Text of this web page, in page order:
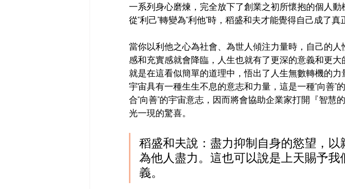
一系列身心磨煉，完全放下了創業之初所懷抱的個人
從“利己”轉變為“利他”時，稻盛和夫才能覺得自己成了真
當你以利他之心為社會、為世人傾注力量時，自己的
感和充實感就會降臨，人生也就有了更深的意義和更
就是在這看似簡單的道理中，悟出了人生無數轉機的力
宇宙具有一種生生不息的意志和力量，這是一種“向善”
合“向善”的宇宙意志，因而將會協助企業家打開『智慧
光一現的驚喜。
稻盛和夫說：盡力抑制自身的慾望，以
為他人盡力。這也可以說是上天賜予我
義。